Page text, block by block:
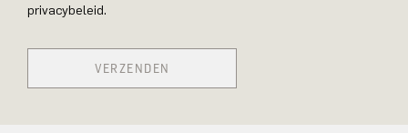
privacybeleid.
VERZENDEN